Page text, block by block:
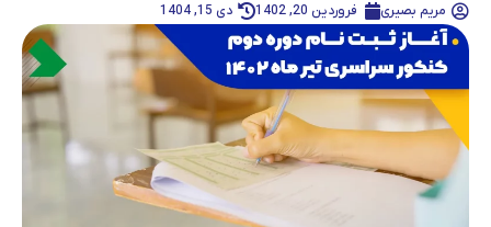
مریم بصیری فروردین 20, 1402 دی 15, 1404